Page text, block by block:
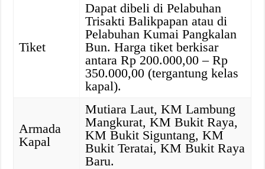
Tiket
Dapat dibeli di Pelabuhan
Trisakti Balikpapan atau di
Pelabuhan Kumai Pangkalan
Bun. Harga tiket berkisar
antara Rp 200.000,00 – Rp
350.000,00 (tergantung kelas
kapal).
Armada
Kapal
Mutiara Laut, KM Lambung
Mangkurat, KM Bukit Raya,
KM Bukit Siguntang, KM
Bukit Teratai, KM Bukit Raya
Baru.